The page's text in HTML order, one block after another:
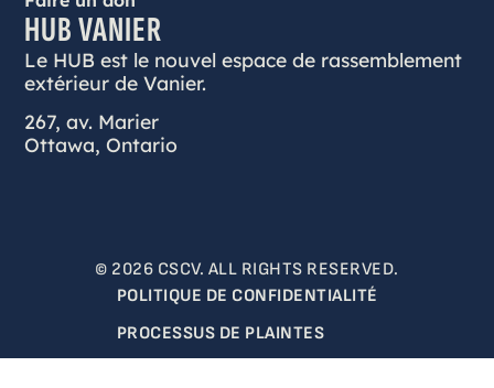
HUB VANIER
Le HUB est le nouvel espace de rassemblement
extérieur de Vanier.
267, av. Marier
Ottawa, Ontario
© 2026 CSCV. ALL RIGHTS RESERVED.
POLITIQUE DE CONFIDENTIALITÉ
PROCESSUS DE PLAINTES